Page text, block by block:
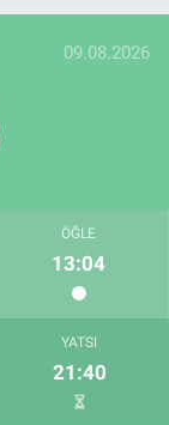
09.08.2026
ÖĞLE
13:04
YATSI
21:40